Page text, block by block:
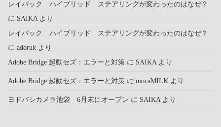
レイバック ハイブリッド ステアリングが変わったのはなぜ？
に SAIKA より
レイバック ハイブリッド ステアリングが変わったのはなぜ？
に adoruk より
Adobe Bridge 起動セズ：エラーと対策 に SAIKA より
Adobe Bridge 起動セズ：エラーと対策 に mocaMILK より
ヨドバシカメラ池袋 6月末にオープン に SAIKA より